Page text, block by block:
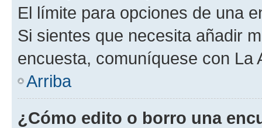
El límite para opciones de una
Si sientes que necesita añadir
encuesta, comuníquese con La
Arriba
¿Cómo edito o borro una